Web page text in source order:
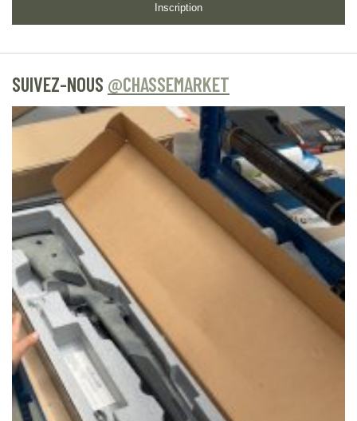
Inscription
SUIVEZ-NOUS @CHASSEMARKET